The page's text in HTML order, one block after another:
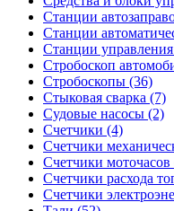
Станции
Станции
Станции
Стробоскоп
Стробоскопы (36)
Стыковая сварка (7)
Судовые насосы (2)
Счетчики (4)
Счетчики
Счетчики моточасов
Счетчики расхода
Счетчики